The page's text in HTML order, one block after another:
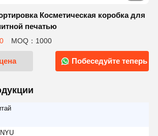
Косметическая коробка для
печатью
MOQ：1000
Побеседуйте теперь